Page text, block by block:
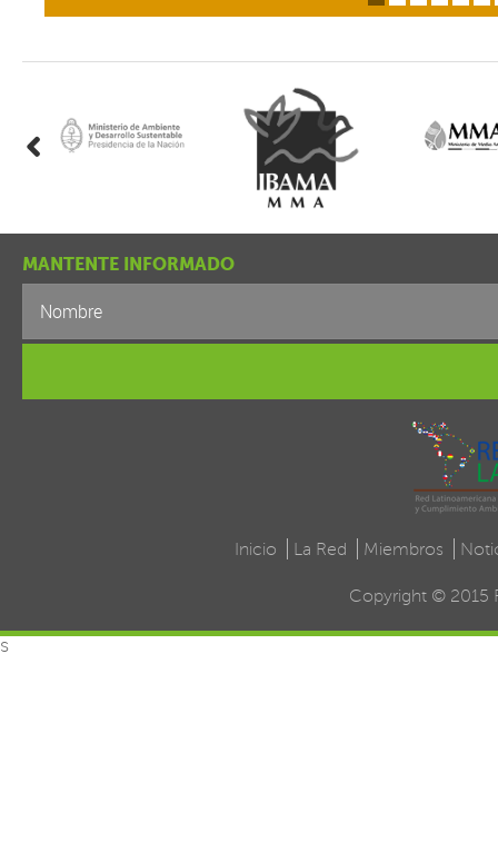
i
MANTENTE INFORMADO
Inicio La Red Miembros
Copyright © 2015
s